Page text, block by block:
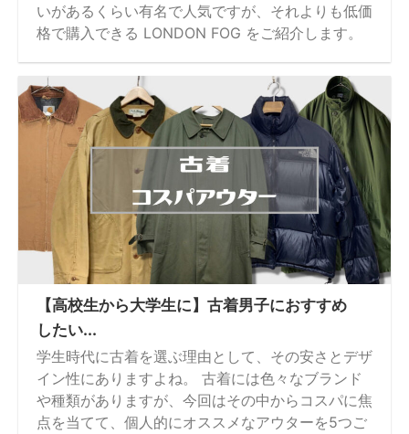
いがあるくらい有名で人気ですが、それよりも低価
格で購入できる LONDON FOG をご紹介します。
【高校生から大学生に】古着男子におすすめ
したい...
学生時代に古着を選ぶ理由として、その安さとデザ
イン性にありますよね。 古着には色々なブランド
や種類がありますが、今回はその中からコスパに焦
点を当てて、個人的にオススメなアウターを5つご